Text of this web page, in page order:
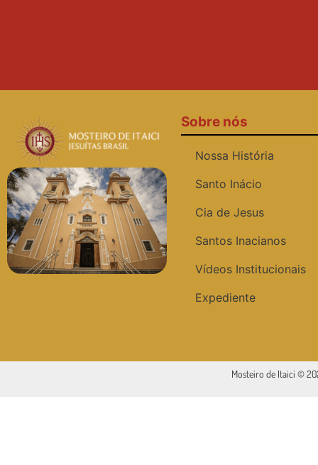
Sobre nós
Nossa História
Santo Inácio
Cia de Jesus
Santos Inacianos
Vídeos Institucionais
Expediente
Mosteiro de Itaici ©